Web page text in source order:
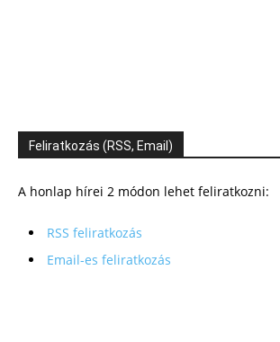
Feliratkozás (RSS, Email)
A honlap hírei 2 módon lehet feliratkozni:
RSS feliratkozás
Email-es feliratkozás